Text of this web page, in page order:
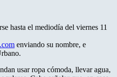
hasta el mediodía del viernes 11
enviando su nombre, e
usar ropa cómoda, llevar agua,